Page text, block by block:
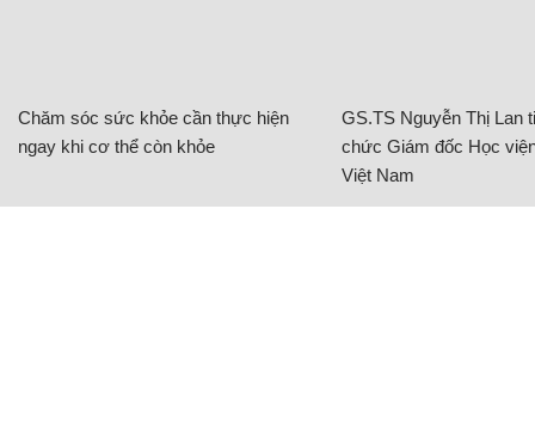
Chăm sóc sức khỏe cần thực hiện
ngay khi cơ thể còn khỏe
GS.TS Nguyễn Thị Lan
chức Giám đốc Học
Việt Nam